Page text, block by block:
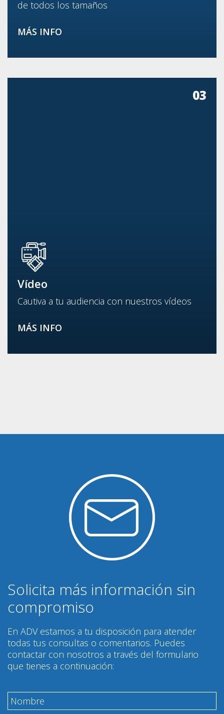
de todos los tamaños
MÁS INFO
03
Vídeo
Cautiva a tu audiencia con nuestros vídeos
MÁS INFO
Solicita más información sin
compromiso
En ADV estamos a tu disposición para atender
todas tus consultas o comentarios. Puedes
contactar con nosotros a través del formulario
que tienes a continuación: